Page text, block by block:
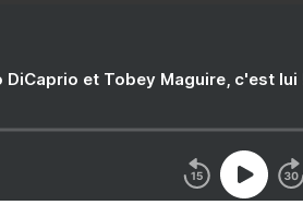
DiCaprio et Tobey Maguire, c'est